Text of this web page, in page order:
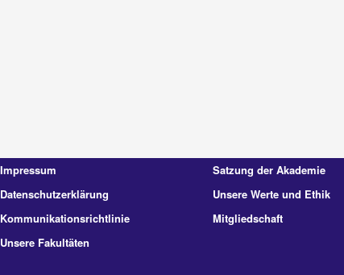
Impressum
Datenschutzerklärung
Kommunikationsrichtlinie
Unsere Fakultäten
Satzung der Akademie
Unsere Werte und Ethik
Mitgliedschaft